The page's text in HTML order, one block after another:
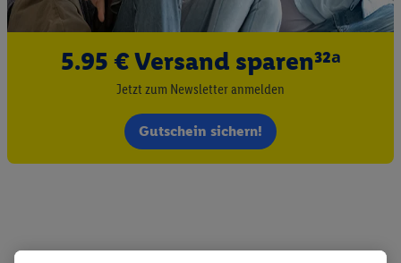
5.95 € Versand sparen³²ᵃ
Jetzt zum Newsletter anmelden
Gutschein sichern!